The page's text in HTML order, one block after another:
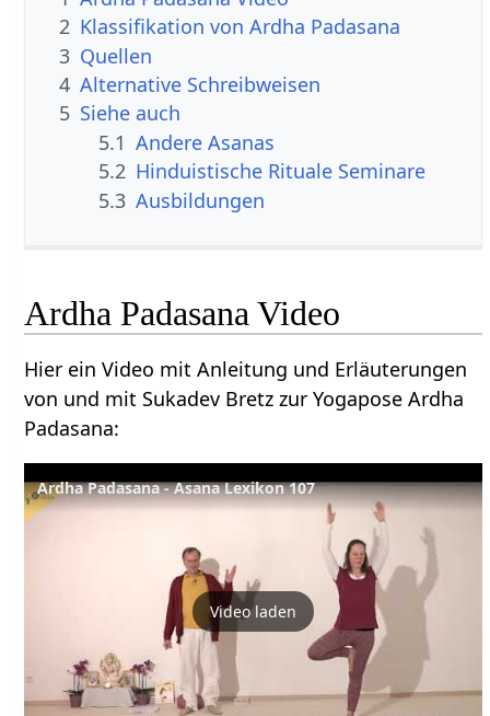
2 Klassifikation von Ardha Padasana
3 Quellen
4 Alternative Schreibweisen
5 Siehe auch
5.1 Andere Asanas
5.2 Hinduistische Rituale Seminare
5.3 Ausbildungen
Ardha Padasana Video
Hier ein Video mit Anleitung und Erläuterungen
von und mit Sukadev Bretz zur Yogapose Ardha
Padasana:
Ardha Padasana - Asana Lexikon 107
Video laden